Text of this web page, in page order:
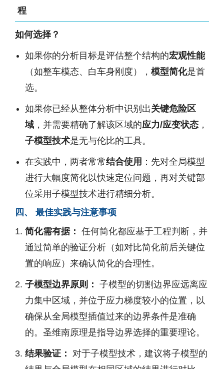
程
如何选择？
如果你的分析目标是评估整个结构的宏观性能
（如整车模态、白车身刚度）， 模型简化是首
选。
如果你已经从整体分析中识别出关键危险区
域 ，并需要精确了解该区域的应力/应变状态 ，
子模型技术是无与伦比的工具。
在实践中，两者常常结合使用 ：先对全局模型
进行大幅度简化以快速定位问题，再对关键部
位采用子模型技术进行精细分析。
四、 最佳实践与注意事项
简化需有据： 任何简化都应基于工程判断，并
通过简单的验证分析（如对比简化前后关键位
置的响应）来确认简化的合理性。
子模型边界原则： 子模型的切割边界应远离应
力集中区域，并位于应力梯度较小的位置，以
确保从全局模型插值过来的边界条件是准确
的。圣维南原理是指导边界选择的重要理论。
结果验证： 对于子模型技术，建议将子模型的